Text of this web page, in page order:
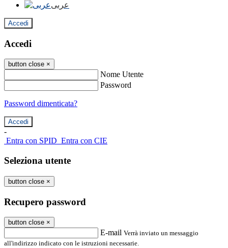
عربى
Accedi
Accedi
button close ×
Nome Utente
Password
Password dimenticata?
-
Entra con SPID Entra con CIE
Seleziona utente
button close ×
Recupero password
button close ×
E-mail Verrà inviato un messaggio
all'indirizzo indicato con le istruzioni necessarie.